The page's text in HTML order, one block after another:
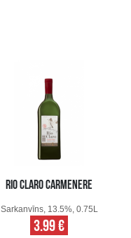
RIO CLARO CARMENERE
Sarkanvīns, 13.5%, 0.75L
3.99 €